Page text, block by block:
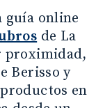
guía online
de La
proximidad,
Berisso y
en